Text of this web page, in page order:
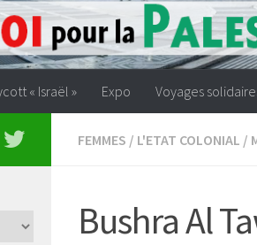
« Israël » Expo Voyages
FEMMES / L'ETAT COLONIAL /
Bushra Al